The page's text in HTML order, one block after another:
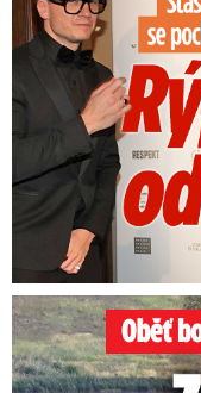
Oběť bouře v jezeru